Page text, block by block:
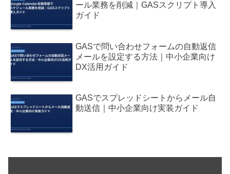
ール業務を削減｜GASスクリプト導入
ガイド
GASで問い合わせフォームの自動返信
メールを設定する方法｜中小企業向け
DX活用ガイド
GASでスプレッドシートからメール自
動送信｜中小企業向け実装ガイド